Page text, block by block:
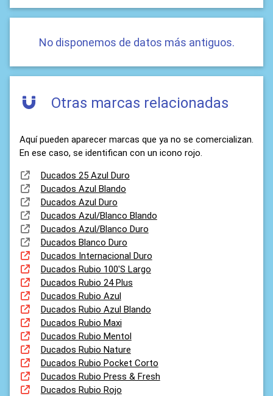
No disponemos de datos más antiguos.
Otras marcas relacionadas
Aquí pueden aparecer marcas que ya no se comercializan.
En ese caso, se identifican con un icono rojo.
Ducados 25 Azul Duro
Ducados Azul Blando
Ducados Azul Duro
Ducados Azul/Blanco Blando
Ducados Azul/Blanco Duro
Ducados Blanco Duro
Ducados Internacional Duro
Ducados Rubio 100'S Largo
Ducados Rubio 24 Plus
Ducados Rubio Azul
Ducados Rubio Azul Blando
Ducados Rubio Maxi
Ducados Rubio Mentol
Ducados Rubio Nature
Ducados Rubio Pocket Corto
Ducados Rubio Press & Fresh
Ducados Rubio Rojo